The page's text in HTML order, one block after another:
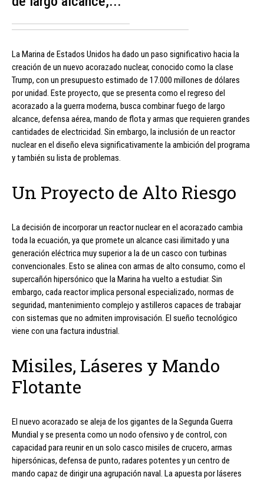
La Marina de Estados Unidos ha dado un paso significativo hacia la
creación de un nuevo acorazado nuclear, conocido como la clase
Trump, con un presupuesto estimado de 17.000 millones de dólares
por unidad. Este proyecto, que se presenta como el regreso del
acorazado a la guerra moderna, busca combinar fuego de largo
alcance, defensa aérea, mando de flota y armas que requieren grandes
cantidades de electricidad. Sin embargo, la inclusión de un reactor
nuclear en el diseño eleva significativamente la ambición del programa
y también su lista de problemas.
Un Proyecto de Alto Riesgo
La decisión de incorporar un reactor nuclear en el acorazado cambia
toda la ecuación, ya que promete un alcance casi ilimitado y una
generación eléctrica muy superior a la de un casco con turbinas
convencionales. Esto se alinea con armas de alto consumo, como el
supercañón hipersónico que la Marina ha vuelto a estudiar. Sin
embargo, cada reactor implica personal especializado, normas de
seguridad, mantenimiento complejo y astilleros capaces de trabajar
con sistemas que no admiten improvisación. El sueño tecnológico
viene con una factura industrial.
Misiles, Láseres y Mando
Flotante
El nuevo acorazado se aleja de los gigantes de la Segunda Guerra
Mundial y se presenta como un nodo ofensivo y de control, con
capacidad para reunir en un solo casco misiles de crucero, armas
hipersónicas, defensa de punto, radares potentes y un centro de
mando capaz de dirigir una agrupación naval. La apuesta por láseres